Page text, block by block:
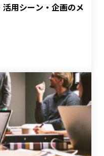
用シーン・企画のメ